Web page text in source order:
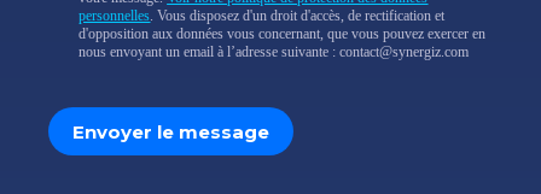
personnelles. Vous disposez d'un droit d'accès, de rectification et
d'opposition aux données vous concernant, que vous pouvez exercer en
nous envoyant un email à l’adresse suivante : contact@synergiz.com
Envoyer le message